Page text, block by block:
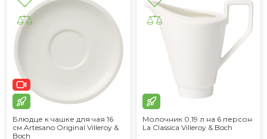
Блюдце к чашке для чая 16
см Artesano Original Villeroy &
Boch
Молочник 0,19 л на 6 персон
La Classica Villeroy & Boch